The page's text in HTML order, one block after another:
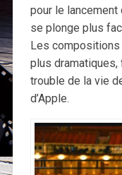
pour le lancement
se plonge plus
Les
plus dramatiques,
trouble de la vie
d’Apple.